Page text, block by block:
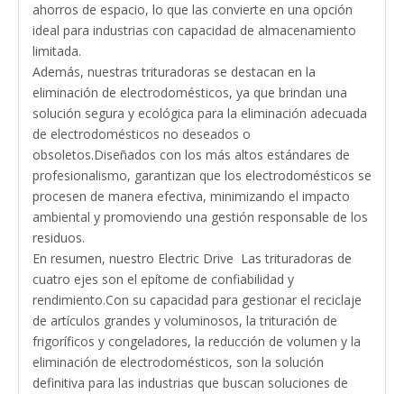
ahorros de espacio, lo que las convierte en una opción
ideal para industrias con capacidad de almacenamiento
limitada.
Además, nuestras trituradoras se destacan en la
eliminación de electrodomésticos, ya que brindan una
solución segura y ecológica para la eliminación adecuada
de electrodomésticos no deseados o
obsoletos.Diseñados con los más altos estándares de
profesionalismo, garantizan que los electrodomésticos se
procesen de manera efectiva, minimizando el impacto
ambiental y promoviendo una gestión responsable de los
residuos.
En resumen, nuestro Electric Drive Las trituradoras de
cuatro ejes son el epítome de confiabilidad y
rendimiento.Con su capacidad para gestionar el reciclaje
de artículos grandes y voluminosos, la trituración de
frigoríficos y congeladores, la reducción de volumen y la
eliminación de electrodomésticos, son la solución
definitiva para las industrias que buscan soluciones de